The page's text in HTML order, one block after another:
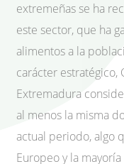
extremeñas se ha
este sector, que ha
alimentos a la
carácter estratégico,
Extremadura
al menos la misma
actual periodo, algo
Europeo y la